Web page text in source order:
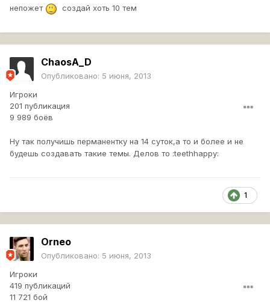
непожет создай хоть 10 тем
ChaosA_D
Опубликовано: 5 июня, 2013
Игроки
201 публикация
9 989 боёв
Ну так получишь перманентку на 14 суток,а то и более и не
будешь создавать такие темы. Делов то :teethhappy:
1
Orneo
Опубликовано: 5 июня, 2013
Игроки
419 публикаций
11 721 бой